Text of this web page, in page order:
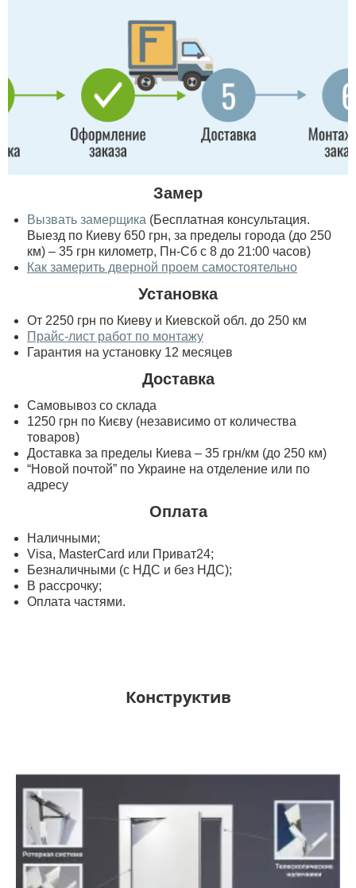
Замер
Вызвать замерщика (Бесплатная консультация.
Выезд по Киеву 650 грн, за пределы города (до 250
км) – 35 грн километр, Пн-Сб с 8 до 21:00 часов)
Как замерить дверной проем самостоятельно
Установка
От 2250 грн по Киеву и Киевской обл. до 250 км
Прайс-лист работ по монтажу
Гарантия на установку 12 месяцев
Доставка
Самовывоз со склада
1250 грн по Києву (независимо от количества
товаров)
Доставка за пределы Киева – 35 грн/км (до 250 км)
“Новой почтой” по Украине на отделение или по
адресу
Оплата
Наличными;
Visa, MasterСard или Приват24;
Безналичными (с НДС и без НДС);
В рассрочку;
Оплата частями.
Конструктив